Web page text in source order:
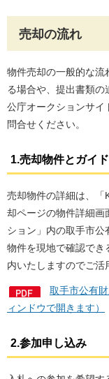
売却の流れ
物件売却の一般的な流
る場合や、提出書類
公庁オークションサイ
問合せください。
1.売却物件とガイ
売却物件の詳細は、「
却ページの物件詳細画
ション」内の取手市公
物件を現地で確認でき
内いたしますのでご活
取手市公有
ィンドウで開きます）
2.参加申し込み